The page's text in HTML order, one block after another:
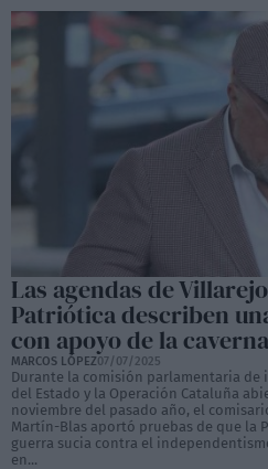
Las agendas de
Patriótica describen
con apoyo de la
MARCOS LÓPEZ07/07/2025
Durante la comisión parlamentaria de
del Estado y la Operación Cataluña
noviembre del pasado año, el
Martín-Blas aportó pruebas de que la
guerra sucia contra el
en...